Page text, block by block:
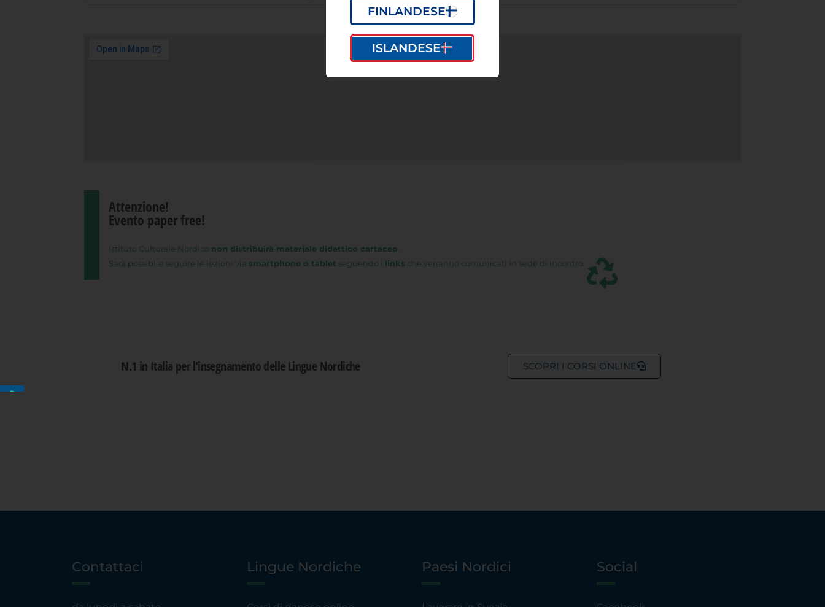
Attenzione!
Evento paper free!
Istituto Culturale Nordico non distribuirà materiale didattico cartaceo
Sarà possibile seguire le lezioni via smartphone o tablet seguendo i links che verranno comunicati in sede di incontro.
N.1 in Italia per l’insegnamento delle Lingue Nordiche SCOPRI I CORSI ONLINE
Contattaci Lingue Nordiche Paesi Nordici Social
FINLANDESE
ISLANDESE